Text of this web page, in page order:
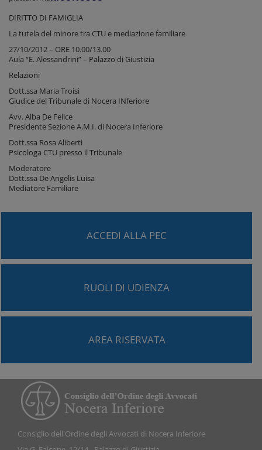
DIRITTO DI FAMIGLIA
La tutela del minore tra CTU e mediazione familiare
27/10/2012 – ORE 10.00/13.00
Aula “E. Alessandrini” – Palazzo di Giustizia
Relazioni
Dott.ssa Maria Troisi
Giudice del Tribunale di Nocera INferiore
Avv. Alba De Felice
Presidente Sezione A.M.I. di Nocera Inferiore
Dott.ssa Rosa Aliberti
Psicologa CTU presso il Tribunale
Moderatore
Dott.ssa De Angelis Luisa
Mediatore Familiare
ACCEDI ALLA PEC
RUOLI DI UDIENZA
AREA RISERVATA
Consiglio dell'Ordine degli Avvocati di Nocera Inferiore